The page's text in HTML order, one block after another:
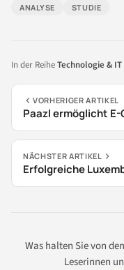
ANALYSE STUDIE
In der ReiheTechnologie & IT
VORHERIGER ARTIKEL
Paazl ermöglicht
NÄCHSTER ARTIKEL
Erfolgreiche
Was halten Sie von
Leserinnen